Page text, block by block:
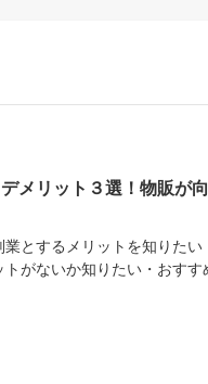
メリット３選！物販が
とするメリットを知りたい
がないか知りたい・おすす